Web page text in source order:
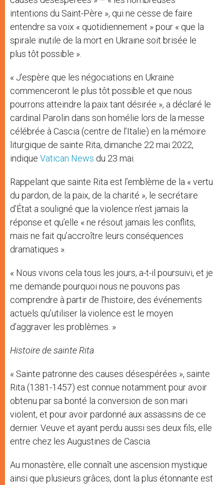
intentions du Saint-Père », qui ne cesse de faire
entendre sa voix « quotidiennement » pour « que la
spirale inutile de la mort en Ukraine soit brisée le
plus tôt possible ».
« J’espère que les négociations en Ukraine
commenceront le plus tôt possible et que nous
pourrons atteindre la paix tant désirée », a déclaré le
cardinal Parolin dans son homélie lors de la messe
célébrée à Cascia (centre de l’Italie) en la mémoire
liturgique de sainte Rita, dimanche 22 mai 2022,
indique Vatican News du 23 mai.
Rappelant que sainte Rita est l’emblème de la « vertu
du pardon, de la paix, de la charité », le secrétaire
d’État a souligné que la violence n’est jamais la
réponse et qu’elle « ne résout jamais les conflits,
mais ne fait qu’accroître leurs conséquences
dramatiques ».
« Nous vivons cela tous les jours, a-t-il poursuivi, et je
me demande pourquoi nous ne pouvons pas
comprendre à partir de l’histoire, des événements
actuels qu’utiliser la violence est le moyen
d’aggraver les problèmes. »
Histoire de sainte Rita
« Sainte patronne des causes désespérées », sainte
Rita (1381-1457) est connue notamment pour avoir
obtenu par sa bonté la conversion de son mari
violent, et pour avoir pardonné aux assassins de ce
dernier. Veuve et ayant perdu aussi ses deux fils, elle
entre chez les Augustines de Cascia.
Au monastère, elle connaît une ascension mystique
ainsi que plusieurs grâces, dont la plus étonnante est